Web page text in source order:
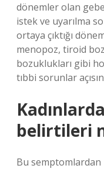
dönemler olan
istek ve uyarılma
ortaya çıktığı
menopoz, tiroid
bozuklukları gibi
tıbbi sorunlar
belirtileri
Bu semptomlardan